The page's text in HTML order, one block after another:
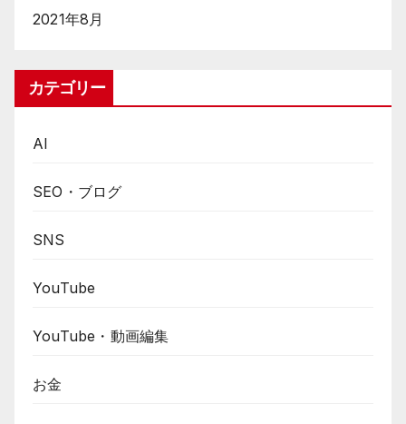
2021年8月
カテゴリー
AI
SEO・ブログ
SNS
YouTube
YouTube・動画編集
お金